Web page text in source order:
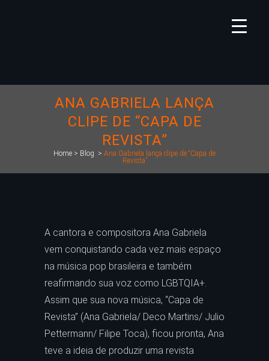
ANA GABRIELA LANÇA
CLIPE DE “CAPA DE
REVISTA”
Home > Blog > Ana Gabriela lança clipe de “Capa de
Revista”
A cantora e compositora Ana Gabriela
vem conquistando cada vez mais espaço
na música pop brasileira e também
reafirmando sua voz como LGBTQIA+.
Assim que sua nova música, “Capa de
Revista” (Ana Gabriela/ Deco Martins/ Julio
Pettermann/ Filipe Toca), ficou pronta, Ana
teve a ideia de produzir uma revista